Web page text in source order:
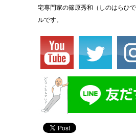
宅専門家の篠原秀和（しのはらひ
ルです。